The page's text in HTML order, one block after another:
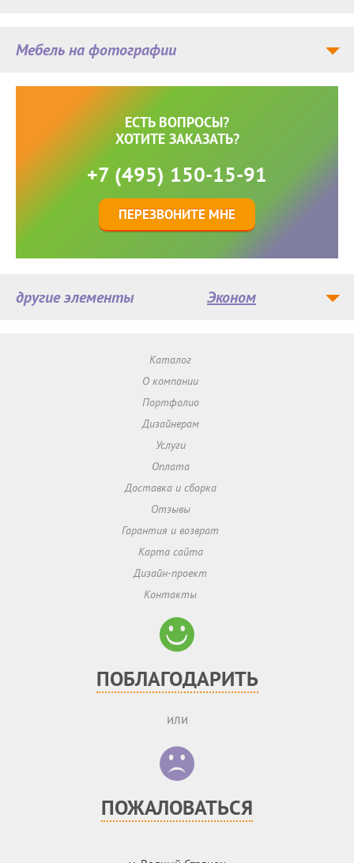
Мебель на фотографии
ЕСТЬ ВОПРОСЫ?
ХОТИТЕ ЗАКАЗАТЬ?
+7 (495) 150-15-91
ПЕРЕЗВОНИТЕ МНЕ
другие элементы Эконом
Каталог
О компании
Портфолио
Дизайнерам
Услуги
Оплата
Доставка и сборка
Отзывы
Гарантия и возврат
Карта сайта
Дизайн-проект
Контакты
ПОБЛАГОДАРИТЬ
или
ПОЖАЛОВАТЬСЯ